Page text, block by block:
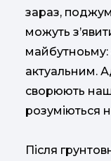
зараз,
можуть
актуальним.
сворюють
розуміються
Після